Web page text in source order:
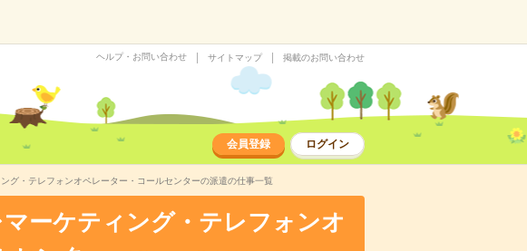
ヘルプ・お問い合わせ サイトマップ 掲載のお問い合わせ
会員登録 ログイン
グ・テレフォンオペレーター・コールセンターの派遣の仕事一覧
ーケティング・テレフォンオ